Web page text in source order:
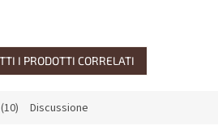
I PRODOTTI CORRELATI
Discussione